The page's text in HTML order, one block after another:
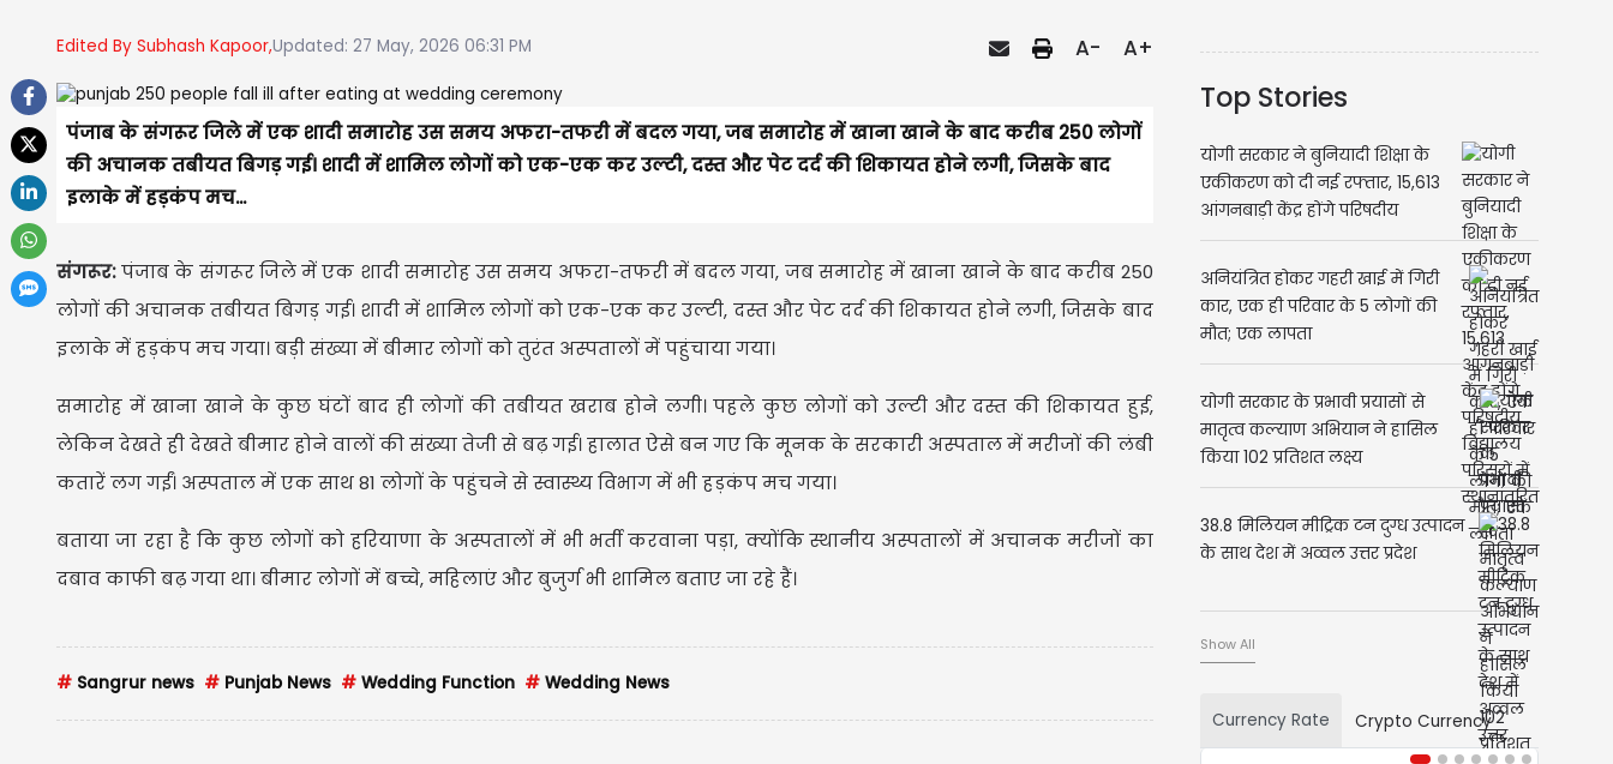
Edited By Subhash Kapoor,Updated: 27 May, 2026 06:31 PM A- A+
पंजाब के संगरूर जिले में एक शादी समारोह उस समय अफरा-तफरी में बदल गया, जब समारोह में खाना खाने के बाद करीब 250 लोगों
की अचानक तबीयत बिगड़ गई। शादी में शामिल लोगों को एक-एक कर उल्टी, दस्त और पेट दर्द की शिकायत होने लगी, जिसके बाद
इलाके में हड़कंप मच...
संगरूर:पंजाब के संगरूर जिले में एक शादी समारोह उस समय अफरा-तफरी में बदल गया, जब समारोह में खाना खाने के बाद करीब 250
लोगों की अचानक तबीयत बिगड़ गई। शादी में शामिल लोगों को एक-एक कर उल्टी, दस्त और पेट दर्द की शिकायत होने लगी, जिसके बाद
इलाके में हड़कंप मच गया। बड़ी संख्या में बीमार लोगों को तुरंत अस्पतालों में पहुंचाया गया।
समारोह में खाना खाने के कुछ घंटों बाद ही लोगों की तबीयत खराब होने लगी। पहले कुछ लोगों को उल्टी और दस्त की शिकायत हुई,
लेकिन देखते ही देखते बीमार होने वालों की संख्या तेजी से बढ़ गई। हालात ऐसे बन गए कि मूनक के सरकारी अस्पताल में मरीजों की लंबी
कतारें लग गईं। अस्पताल में एक साथ 81 लोगों के पहुंचने से स्वास्थ्य विभाग में भी हड़कंप मच गया।
बताया जा रहा है कि कुछ लोगों को हरियाणा के अस्पतालों में भी भर्ती करवाना पड़ा, क्योंकि स्थानीय अस्पतालों में अचानक मरीजों का
दबाव काफी बढ़ गया था। बीमार लोगों में बच्चे, महिलाएं और बुजुर्ग भी शामिल बताए जा रहे हैं।
# Sangrur news # Punjab News # Wedding Function # Wedding News
Top Stories
योगी सरकार ने बुनियादी शिक्षा के
एकीकरण को दी नई रफ्तार, 15,613
आंगनबाड़ी केंद्र होंगे परिषदीय
विद्यालय परिसरों में स्थानांतरित
अनियंत्रित होकर गहरी खाई में गिरी
कार, एक ही परिवार के 5 लोगों की
मौत; एक लापता
योगी सरकार के प्रभावी प्रयासों से
मातृत्व कल्याण अभियान ने हासिल
किया 102 प्रतिशत लक्ष्य
38.8 मिलियन मीट्रिक टन दुग्ध उत्पादन
के साथ देश में अव्वल उत्तर प्रदेश
Show All
Currency Rate Crypto Currency